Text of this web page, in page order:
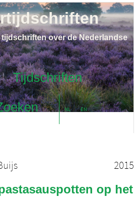
Tijdschriften
NL EN
over de Nederlandse
2015
op het